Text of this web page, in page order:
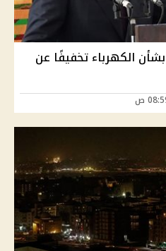
الكهرباء تخفيفًا عن